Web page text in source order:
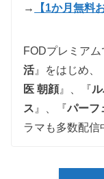
→ 【1か月無料
FODプレミアム
活』をはじめ、
医 朝顔』、『
ス 』、『パーフ
ラマも多数配信